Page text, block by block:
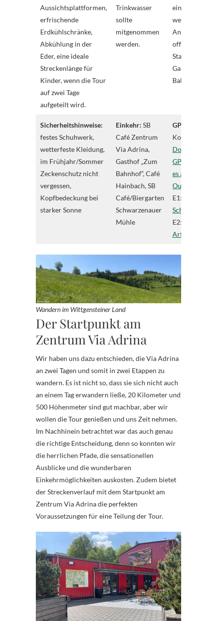
Aussichtsplattformen,
erfrischende
Erdkühlschränke,
Abkühlung in der
Eder, eine ideale
Streckenlänge für
Kinder, wenn die Tour
auf zwei Tage
aufgeteilt wird.
Trinkwasser
sollte
mitgenommen
werden.
einzeln
werden.
Ansonsten
offizieller
Startpunkt am
Gasthof „Zum
Bahnhof“.
Sicherheitshinweise:
festes Schuhwerk,
wetterfeste Kleidung,
im Frühjahr/Sommer
Zeckenschutz nicht
vergessen,
Kopfbedeckung bei
starker Sonne
Einkehr: SB
Café Zentrum
Via Adrina,
Gasthof „Zum
Bahnhof“, Café
Hainbach, SB
Café/Biergarten
Schwarzenauer
Mühle
GPS-Track:
Komplett:
Download des
GPS-Tracks
es auf
Outdooractive.
E1:
Schwarzenau
E2:
Arfeld
Wandern im Wittgensteiner Land
Der Startpunkt am
Zentrum Via Adrina
Wir haben uns dazu entschieden, die Via Adrina
an zwei Tagen und somit in zwei Etappen zu
wandern. Es ist nicht so, dass sie sich nicht auch
an einem Tag erwandern ließe, 20 Kilometer und
500 Höhenmeter sind gut machbar, aber wir
wollen die Tour genießen und uns Zeit nehmen.
Im Nachhinein betrachtet war das auch genau
die richtige Entscheidung, denn so konnten wir
die herrlichen Pfade, die sensationellen
Ausblicke und die wunderbaren
Einkehrmöglichkeiten auskosten. Zudem bietet
der Streckenverlauf mit dem Startpunkt am
Zentrum Via Adrina die perfekten
Voraussetzungen für eine Teilung der Tour.